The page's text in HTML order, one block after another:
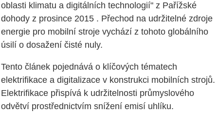
oblasti klimatu a digitálních technologií" z Pařížské
dohody z prosince 2015 . Přechod na udržitelné zdroje
energie pro mobilní stroje vychází z tohoto globálního
úsilí o dosažení čisté nuly.
Tento článek pojednává o klíčových tématech
elektrifikace a digitalizace v konstrukci mobilních strojů.
Elektrifikace přispívá k udržitelnosti průmyslového
odvětví prostřednictvím snížení emisí uhlíku.